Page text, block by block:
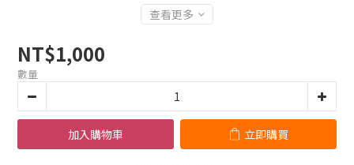
查看更多
NT$1,000
數量
加入購物車 立即購買